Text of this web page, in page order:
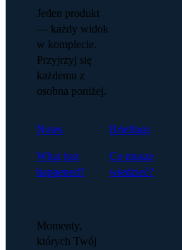
Jeden produkt
— każdy widok
w komplecie.
Przyjrzyj się
każdemu z
osobna poniżej.
Notes
What just
happened?
Briefings
Co muszę
wiedzieć?
Momenty,
których Twój